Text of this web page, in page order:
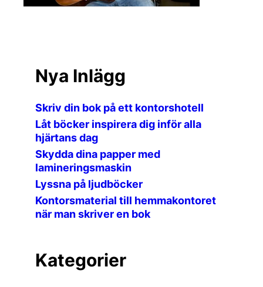
Nya Inlägg
Skriv din bok på ett kontorshotell
Låt böcker inspirera dig inför alla
hjärtans dag
Skydda dina papper med
lamineringsmaskin
Lyssna på ljudböcker
Kontorsmaterial till hemmakontoret
när man skriver en bok
Kategorier